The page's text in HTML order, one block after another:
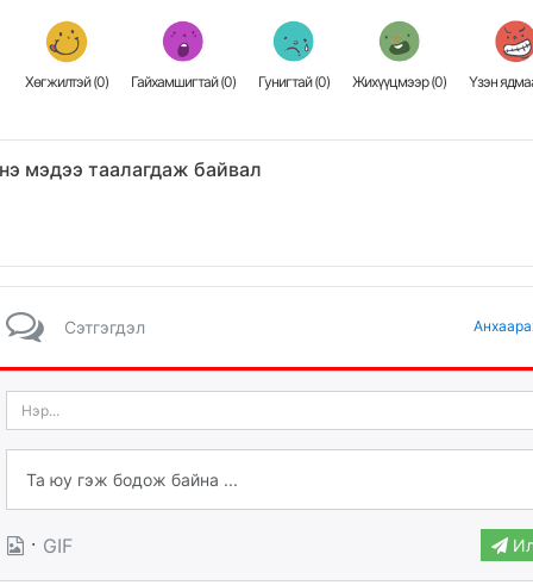
Хөгжилтэй (0) Гайхамшигтай (0) Гунигтай (0) Жихүүцмээр (0) Үзэн
мэдээ таалагдаж байвал
Сэтгэгдэл
· GIF